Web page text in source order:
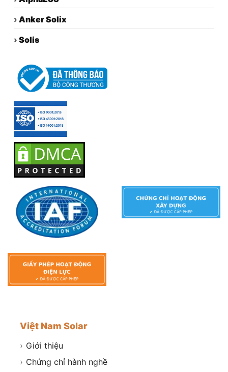
› Anker Solix
› Solis
Việt Nam Solar
› Giới thiệu
› Chứng chỉ hành nghề